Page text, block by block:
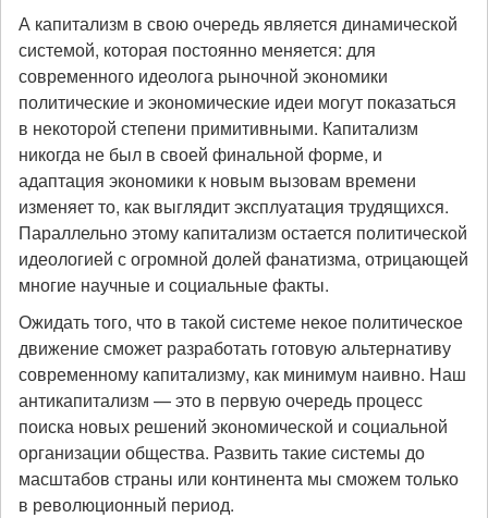
А капитализм в свою очередь является динамической
системой, которая постоянно меняется: для
современного идеолога рыночной экономики
политические и экономические идеи могут показаться
в некоторой степени примитивными. Капитализм
никогда не был в своей финальной форме, и
адаптация экономики к новым вызовам времени
изменяет то, как выглядит эксплуатация трудящихся.
Параллельно этому капитализм остается политической
идеологией с огромной долей фанатизма, отрицающей
многие научные и социальные факты.
Ожидать того, что в такой системе некое политическое
движение сможет разработать готовую альтернативу
современному капитализму, как минимум наивно. Наш
антикапитализм — это в первую очередь процесс
поиска новых решений экономической и социальной
организации общества. Развить такие системы до
масштабов страны или континента мы сможем только
в революционный период.